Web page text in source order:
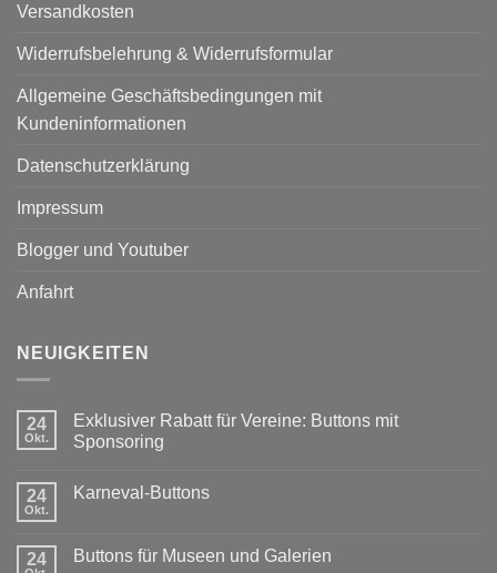
Versandkosten
Widerrufsbelehrung & Widerrufsformular
Allgemeine Geschäftsbedingungen mit
Kundeninformationen
Datenschutzerklärung
Impressum
Blogger und Youtuber
Anfahrt
NEUIGKEITEN
24
Okt.
Exklusiver Rabatt für Vereine: Buttons mit
Sponsoring
zu
Vereine:
Buttons
24
Okt.
Karneval-Buttons
Karneval-
24 Buttons für Museen und Galerien